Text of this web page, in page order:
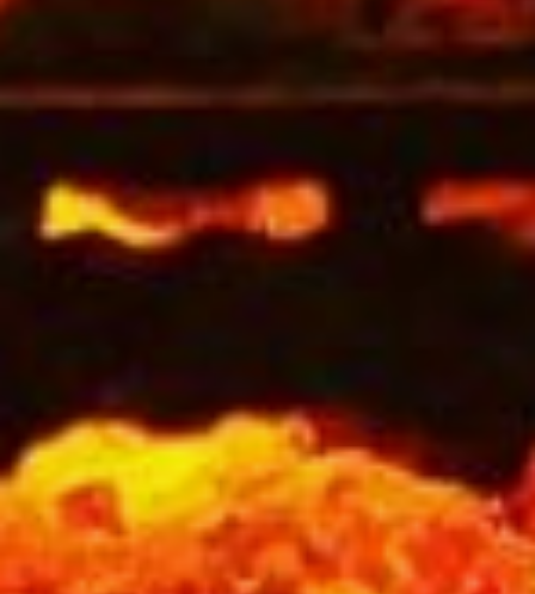
электроприборов, могущих
на плите, перекрыть газовую
открыв окна, двери,
форточки и т.д.;
— вызвать аварийную
службу по телефону 04;
обеспечить им свободный
доступ к месту установки
баллонов со сжиженным
газом.
При возникновении
чрезвычайной ситуации
звоните по единому номеру
вызова экстренных служб